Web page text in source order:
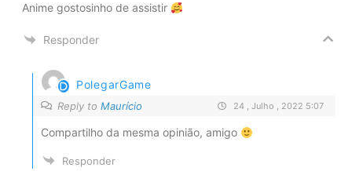
Anime gostosinho de assistir
Responder
PolegarGame
Reply to Maurício 24 , Julho , 2022 5:07
Compartilho da mesma opinião, amigo
Responder